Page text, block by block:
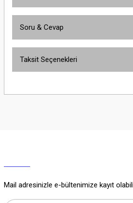
Soru & Cevap
Soru Sor
Taksit Seçenekleri
Mail adresinizle e-bültenimize kayıt